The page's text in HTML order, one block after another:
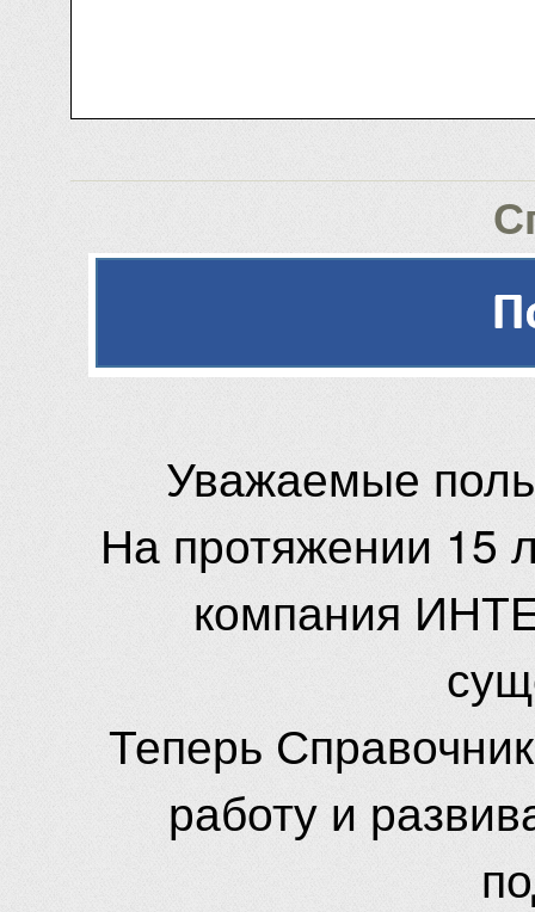
Уважаемые
На протяжении 15
компания
Теперь
работу и